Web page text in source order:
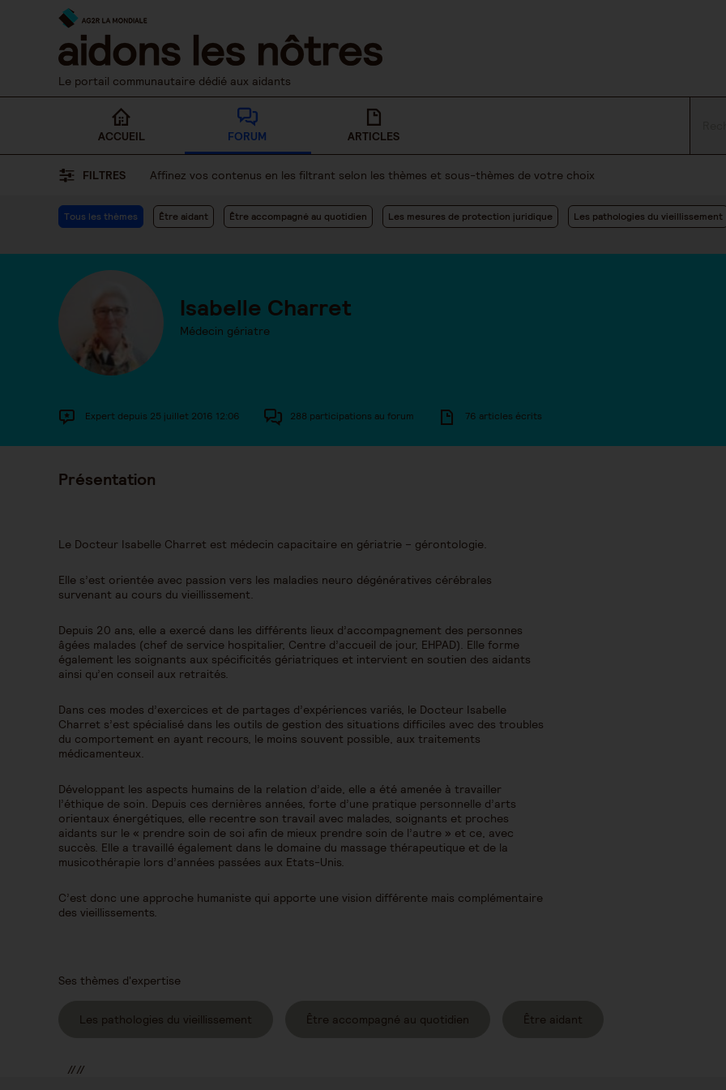
Le portail communautaire dédié aux aidants
ACCUEIL FORUM ARTICLES
FILTRES Affinez vos contenus en les filtrant selon les thèmes et sous-thèmes de votre choix
Tous les thèmes Être aidant Être accompagné au quotidien Les mesures de protection juridique Les pathologies du vieillissement
Isabelle Charret
Médecin gériatre
Expert depuis 25 juillet 2016 12:06 288 participations au forum 76 articles écrits
Présentation
Le Docteur Isabelle Charret est médecin capacitaire en gériatrie – gérontologie.
Elle s’est orientée avec passion vers les maladies neuro dégénératives cérébrales
survenant au cours du vieillissement.
Depuis 20 ans, elle a exercé dans les différents lieux d’accompagnement des personnes
âgées malades (chef de service hospitalier, Centre d’accueil de jour, EHPAD). Elle forme
également les soignants aux spécificités gériatriques et intervient en soutien des aidants
ainsi qu’en conseil aux retraités.
Dans ces modes d’exercices et de partages d’expériences variés, le Docteur Isabelle
Charret s’est spécialisé dans les outils de gestion des situations difficiles avec des troubles
du comportement en ayant recours, le moins souvent possible, aux traitements
médicamenteux.
Développant les aspects humains de la relation d’aide, elle a été amenée à travailler
l’éthique de soin. Depuis ces dernières années, forte d’une pratique personnelle d’arts
orientaux énergétiques, elle recentre son travail avec malades, soignants et proches
aidants sur le « prendre soin de soi afin de mieux prendre soin de l’autre » et ce, avec
succès. Elle a travaillé également dans le domaine du massage thérapeutique et de la
musicothérapie lors d’années passées aux Etats-Unis.
C’est donc une approche humaniste qui apporte une vision différente mais complémentaire
des vieillissements.
Ses thèmes d'expertise
Les pathologies du vieillissement Être accompagné au quotidien Être aidant
////